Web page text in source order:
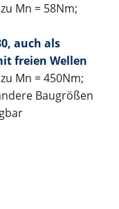
Mn = 58Nm;
auch als
freien Wellen
Mn = 450Nm;
Baugrößen